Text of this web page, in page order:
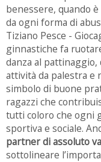
benessere, quando
da ogni forma di
Tiziano Pesce -
ginnastiche fa
danza al
attività da palestra e
simbolo di buone
ragazzi che
tutti coloro che ogni
sportiva e sociale.
partner di assoluto
sottolineare